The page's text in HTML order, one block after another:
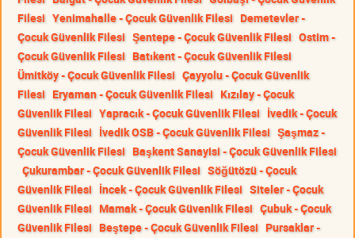
Filesi Yenimahalle - Çocuk Güvenlik Filesi Demetevler -
Çocuk Güvenlik Filesi Şentepe - Çocuk Güvenlik Filesi Ostim -
Çocuk Güvenlik Filesi Batıkent - Çocuk Güvenlik Filesi
Ümitköy - Çocuk Güvenlik Filesi Çayyolu - Çocuk Güvenlik
Filesi Eryaman - Çocuk Güvenlik Filesi Kızılay - Çocuk
Güvenlik Filesi Yapracık - Çocuk Güvenlik Filesi İvedik - Çocuk
Güvenlik Filesi İvedik OSB - Çocuk Güvenlik Filesi Şaşmaz -
Çocuk Güvenlik Filesi Başkent Sanayisi - Çocuk Güvenlik Filesi
Çukurambar - Çocuk Güvenlik Filesi Söğütözü - Çocuk
Güvenlik Filesi İncek - Çocuk Güvenlik Filesi Siteler - Çocuk
Güvenlik Filesi Mamak - Çocuk Güvenlik Filesi Çubuk - Çocuk
Güvenlik Filesi Beştepe - Çocuk Güvenlik Filesi Pursaklar -